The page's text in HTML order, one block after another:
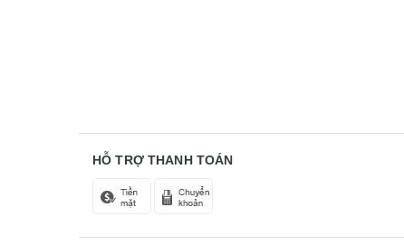
HỖ TRỢ THANH TOÁN